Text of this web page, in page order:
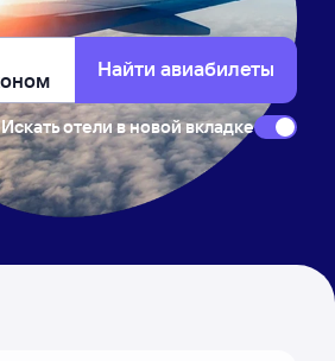
Найти авиабилеты
Искать отели в новой вкладке